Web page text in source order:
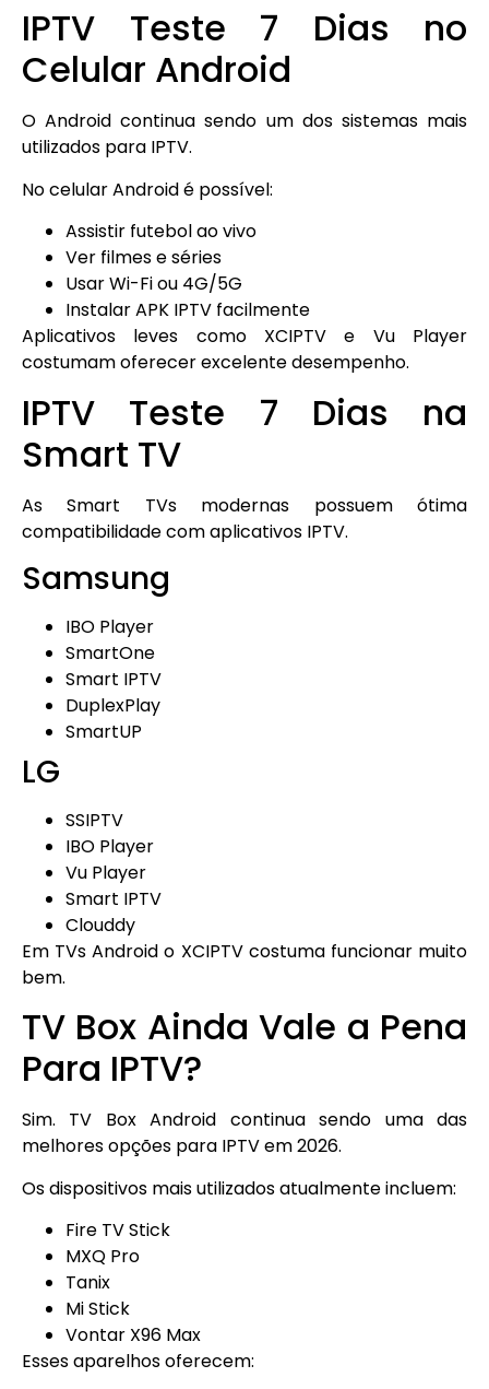
IPTV Teste 7 Dias no
Celular Android
O Android continua sendo um dos sistemas mais
utilizados para IPTV.
No celular Android é possível:
Assistir futebol ao vivo
Ver filmes e séries
Usar Wi-Fi ou 4G/5G
Instalar APK IPTV facilmente
Aplicativos leves como XCIPTV e Vu Player
costumam oferecer excelente desempenho.
IPTV Teste 7 Dias na
Smart TV
As Smart TVs modernas possuem ótima
compatibilidade com aplicativos IPTV.
Samsung
IBO Player
SmartOne
Smart IPTV
DuplexPlay
SmartUP
LG
SSIPTV
IBO Player
Vu Player
Smart IPTV
Clouddy
Em TVs Android o XCIPTV costuma funcionar muito
bem.
TV Box Ainda Vale a Pena
Para IPTV?
Sim. TV Box Android continua sendo uma das
melhores opções para IPTV em 2026.
Os dispositivos mais utilizados atualmente incluem:
Fire TV Stick
MXQ Pro
Tanix
Mi Stick
Vontar X96 Max
Esses aparelhos oferecem: